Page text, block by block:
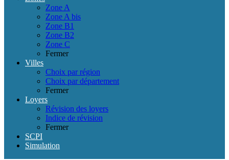
Zone A
Zone A bis
Zone B1
Zone B2
Zone C
Fermer
Villes
Choix par région
Choix par département
Fermer
Loyers
Révision des loyers
Indice de révision
Fermer
SCPI
Simulation